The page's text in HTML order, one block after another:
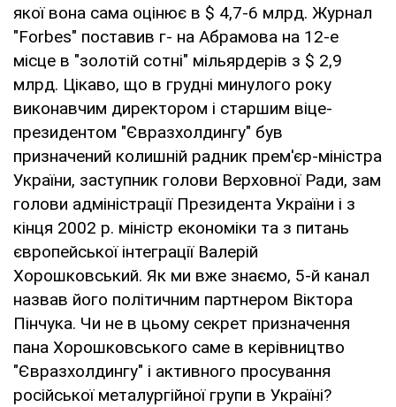
якої вона сама оцінює в $ 4,7-6 млрд. Журнал
"Forbes" поставив г- на Абрамова на 12-е
місце в "золотій сотні" мільярдерів з $ 2,9
млрд. Цікаво, що в грудні минулого року
виконавчим директором і старшим віце-
президентом "Євразхолдингу" був
призначений колишній радник прем'єр-міністра
України, заступник голови Верховної Ради, зам
голови адміністрації Президента України і з
кінця 2002 р. міністр економіки та з питань
європейської інтеграції Валерій
Хорошковський. Як ми вже знаємо, 5-й канал
назвав його політичним партнером Віктора
Пінчука. Чи не в цьому секрет призначення
пана Хорошковського саме в керівництво
"Євразхолдингу" і активного просування
російської металургійної групи в Україні?